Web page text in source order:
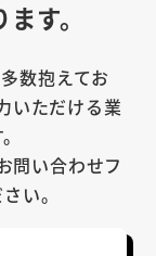
す。
数抱えてお
いただける業
問い合わせフ
い。